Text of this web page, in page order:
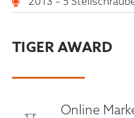
TIGER AWARD
Online